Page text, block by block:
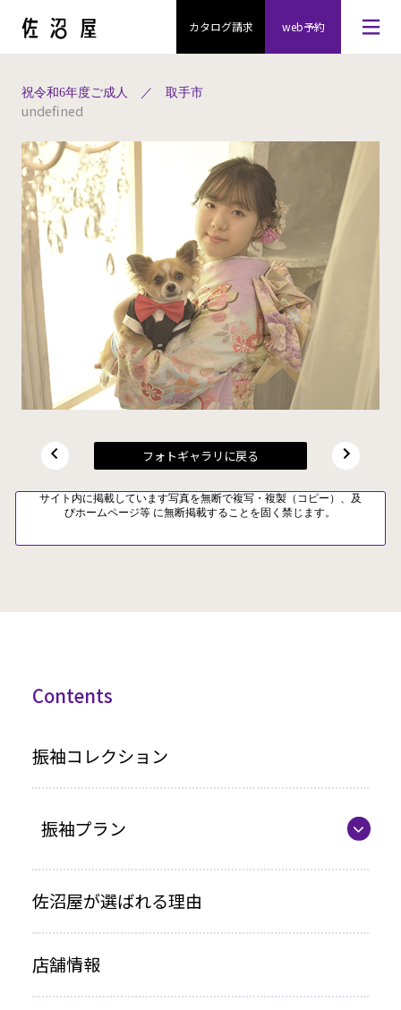
カタログ請求 web予約
祝令和6年度ご成人 ／ 取手市
undefined
フォトギャラリに戻る
サイト内に掲載しています写真を無断で複写・複製（コピー）、及
びホームページ等 に無断掲載することを固く禁じます。
Contents
振袖コレクション
振袖プラン
レンタルプラン
お買い上げプラン
佐沼屋が選ばれる理由
店舗情報